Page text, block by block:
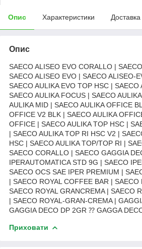
Опис Характеристики Доставка
Опис
SAECO ALISEO EVO CORALLO |
SAECO ALISEO EVO | SAECO ALISEO-
SAECO AULIKA EVO TOP HSC | SAECO
SAECO AULIKA FOCUS | SAECO
AULIKA MID | SAECO AULIKA OFFICE
OFFICE V2 BLK | SAECO AULIKA
OFFICE | SAECO AULIKA TOP HSC |
| SAECO AULIKA TOP RI HSC V2 |
HSC | SAECO AULIKA TOP/TOP RI |
SAECO CORALLO | SAECO GAGGIA
IPERAUTOMATICA STD 9G | SAECO
SAECO OCS SAE IPER PREMIUM |
| SAECO ROYAL COFFEE BAR | SAECO
SAECO ROYAL GRANCREMA | SAECO
| SAECO ROYAL-GRAN-CREMA |
GAGGIA DECO DP 2GR ⁇ GAGGA
Приховати